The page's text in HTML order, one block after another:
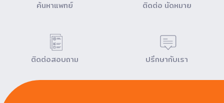
ค้นหาแพทย์ ติดต่อ นัดหมาย
ติดต่อสอบถาม ปรึกษากับเรา